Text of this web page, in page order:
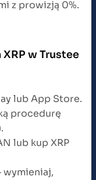
z prowizją 0%.
w Trustee
lub App Store.
procedurę
lub kup XRP
wymieniaj,